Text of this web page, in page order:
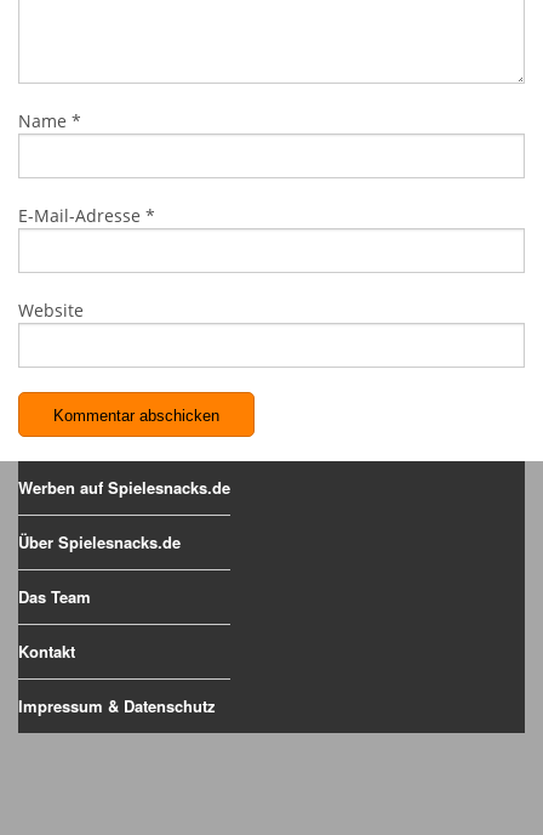
Name *
E-Mail-Adresse *
Website
Werben auf Spielesnacks.de
Über Spielesnacks.de
Das Team
Kontakt
Impressum & Datenschutz